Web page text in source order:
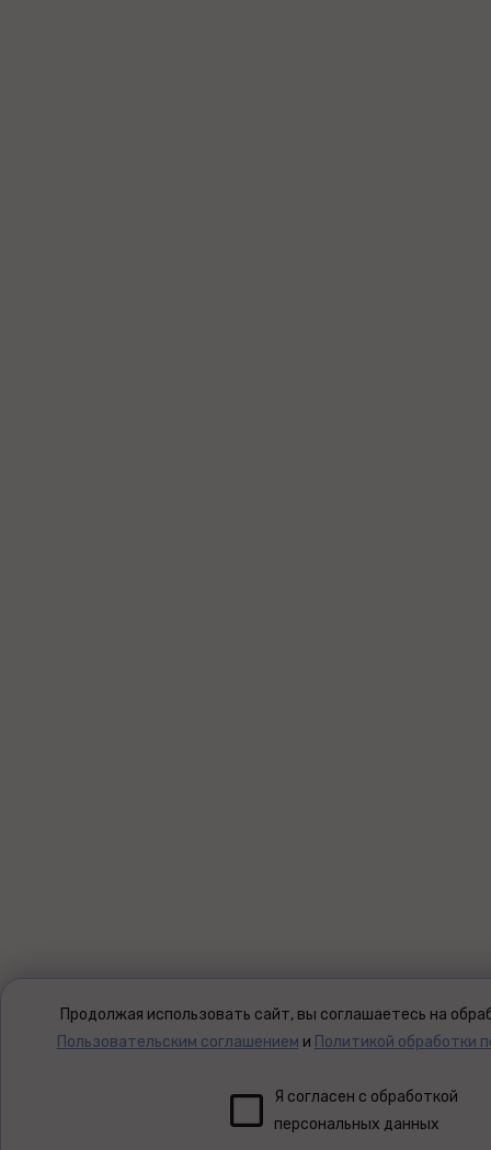
Продолжая использовать сайт, вы соглашаетесь на
Пользовательским соглашением и Политикой обработки
Я согласен с обработкой
персональных данных